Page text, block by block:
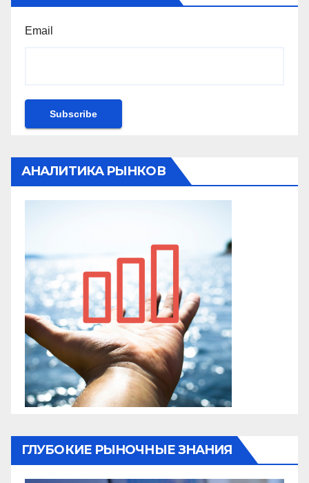
Email
АНАЛИТИКА РЫНКОВ
ГЛУБОКИЕ РЫНОЧНЫЕ ЗНАНИЯ